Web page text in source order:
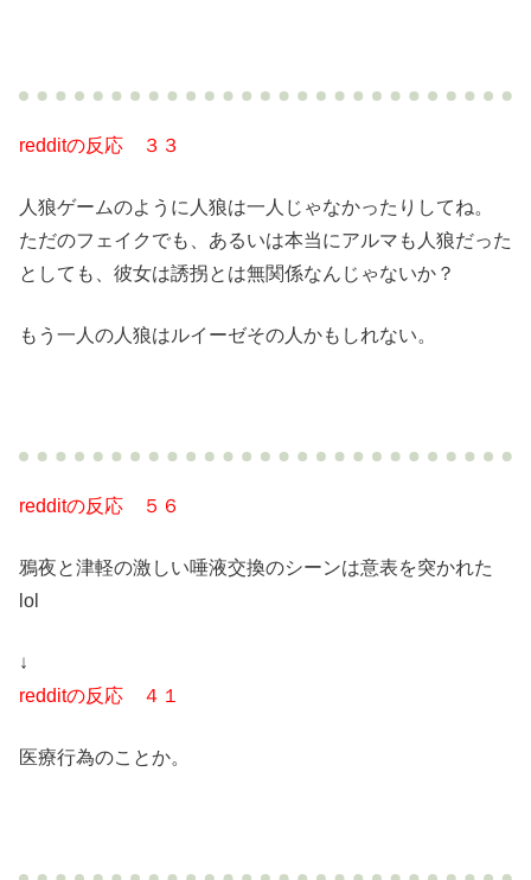
redditの反応 ３３
人狼ゲームのように人狼は一人じゃなかったりしてね。
ただのフェイクでも、あるいは本当にアルマも人狼だった
としても、彼女は誘拐とは無関係なんじゃないか？
もう一人の人狼はルイーゼその人かもしれない。
redditの反応 ５６
鴉夜と津軽の激しい唾液交換のシーンは意表を突かれた
lol
↓
redditの反応 ４１
医療行為のことか。